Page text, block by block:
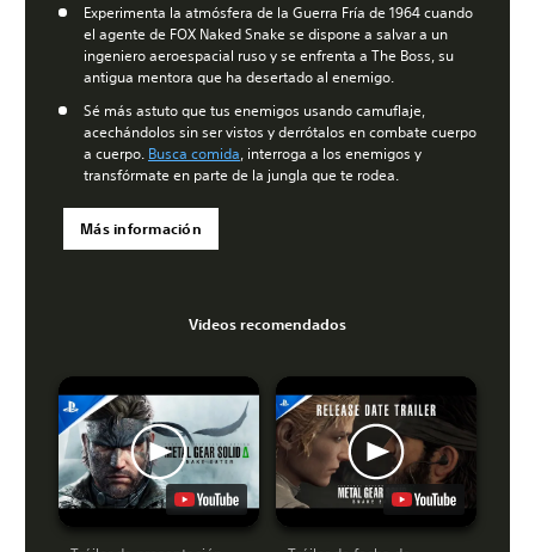
Experimenta la atmósfera de la Guerra Fría de 1964 cuando
el agente de FOX Naked Snake se dispone a salvar a un
ingeniero aeroespacial ruso y se enfrenta a The Boss, su
antigua mentora que ha desertado al enemigo.
Sé más astuto que tus enemigos usando camuflaje,
acechándolos sin ser vistos y derrótalos en combate cuerpo
a cuerpo. Busca comida, interroga a los enemigos y
transfórmate en parte de la jungla que te rodea.
Más información
Videos recomendados